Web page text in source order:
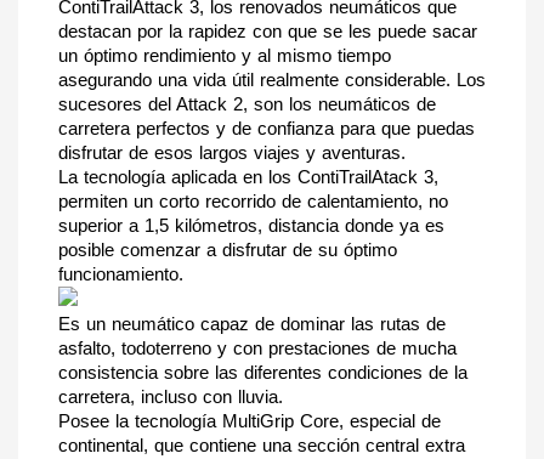
ContiTrailAttack 3, los renovados neumáticos que
destacan por la rapidez con que se les puede sacar
un óptimo rendimiento y al mismo tiempo
asegurando una vida útil realmente considerable. Los
sucesores del Attack 2, son los neumáticos de
carretera perfectos y de confianza para que puedas
disfrutar de esos largos viajes y aventuras.
La tecnología aplicada en los ContiTrailAtack 3,
permiten un corto recorrido de calentamiento, no
superior a 1,5 kilómetros, distancia donde ya es
posible comenzar a disfrutar de su óptimo
funcionamiento.
Es un neumático capaz de dominar las rutas de
asfalto, todoterreno y con prestaciones de mucha
consistencia sobre las diferentes condiciones de la
carretera, incluso con lluvia.
Posee la tecnología MultiGrip Core, especial de
continental, que contiene una sección central extra